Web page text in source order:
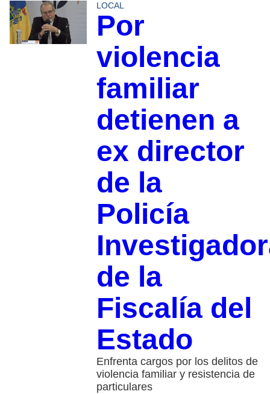
LOCAL
Por
violencia
familiar
detienen a
ex director
de la
Policía
de la
Fiscalía del
Estado
Enfrenta cargos por los delitos de
violencia familiar y resistencia de
particulares